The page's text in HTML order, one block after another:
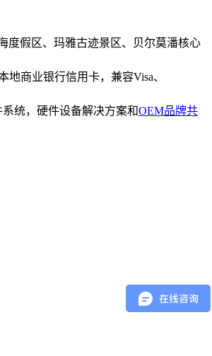
度假区、玛雅古迹景区、贝尔莫潘核心
商业银行信用卡，兼容Visa、
统，硬件设备解决方案和OEM品牌共